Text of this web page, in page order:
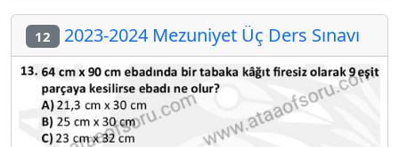
12 2023-2024 Mezuniyet Üç Ders Sınavı